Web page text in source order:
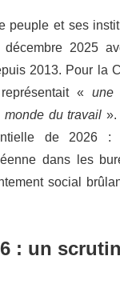
peuple et ses
décembre 2025
2013. Pour la
«une
monde du travail
de 2026
dans les
social
: un